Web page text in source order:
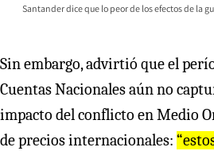
Santander dice que lo peor de los efectos de la
Sin embargo, advirtió que el
Cuentas Nacionales aún no
impacto del conflicto en Medio
de precios internacionales: